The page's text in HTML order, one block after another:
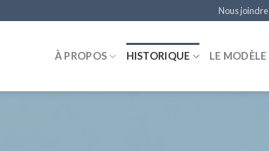
Nous joindre
À PROPOS HISTORIQUE LE MODÈLE